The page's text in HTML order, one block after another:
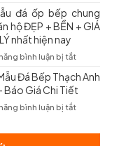
Chọn
&
Báo
Tổng
Kho
Marble
Việt
Nam
đá ốp bếp chung
hộ ĐẸP + BỀN + GIÁ
nhất hiện nay
bình luận bị tắtở
Mẫu
đá
Đá Bếp Thạch Anh
Báo Giá Chi Tiết
bình luận bị tắtở